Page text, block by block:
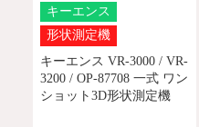
キーエンス
形状測定機
キーエンス VR-3000 / VR-
3200 / OP-87708 一式 ワン
ショット3D形状測定機